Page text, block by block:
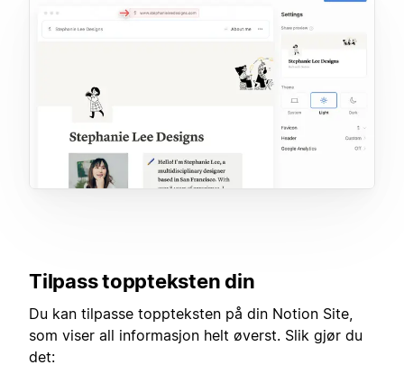
Tilpass toppteksten din
Du kan tilpasse toppteksten på din Notion Site,
som viser all informasjon helt øverst. Slik gjør du
det: